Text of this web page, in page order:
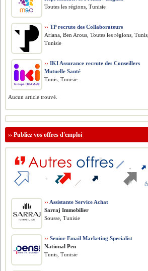
Toutes les régions, Tunisie
›› TP recrute des Collaborateurs
Ariana, Ben Arous, Toutes les régions, Tunis,
Tunisie
›› IKI Assurance recrute des Conseillers
Mutuelle Santé
Tunis, Tunisie
Aucun article trouvé.
››Publiez vos offres d'emploi
›› Assistante Service Achat
Sarraj Immobilier
Sousse, Tunisie
›› Senior Email Marketing Specialist
National Pen
Tunis, Tunisie